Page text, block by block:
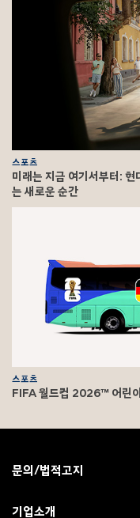
스포츠
미래는 지금 여기서부터:
는 새로운 순간
스포츠
FIFA 월드컵 2026™ 어린
F
문의/법적고지
기업소개